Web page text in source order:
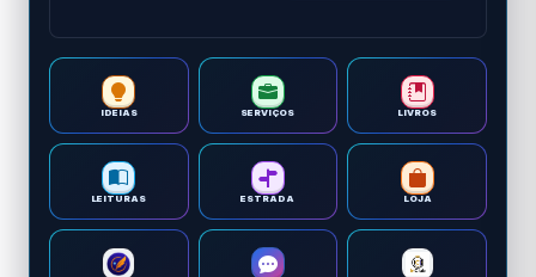
IDEIAS SERVIÇOS LIVROS
LEITURAS ESTRADA LOJA